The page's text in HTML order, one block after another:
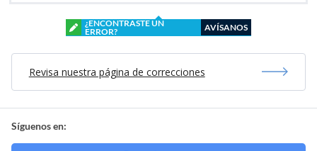
¿ENCONTRASTE UN
ERROR?
AVÍSANOS
Revisa nuestra página de correcciones
Síguenos en: